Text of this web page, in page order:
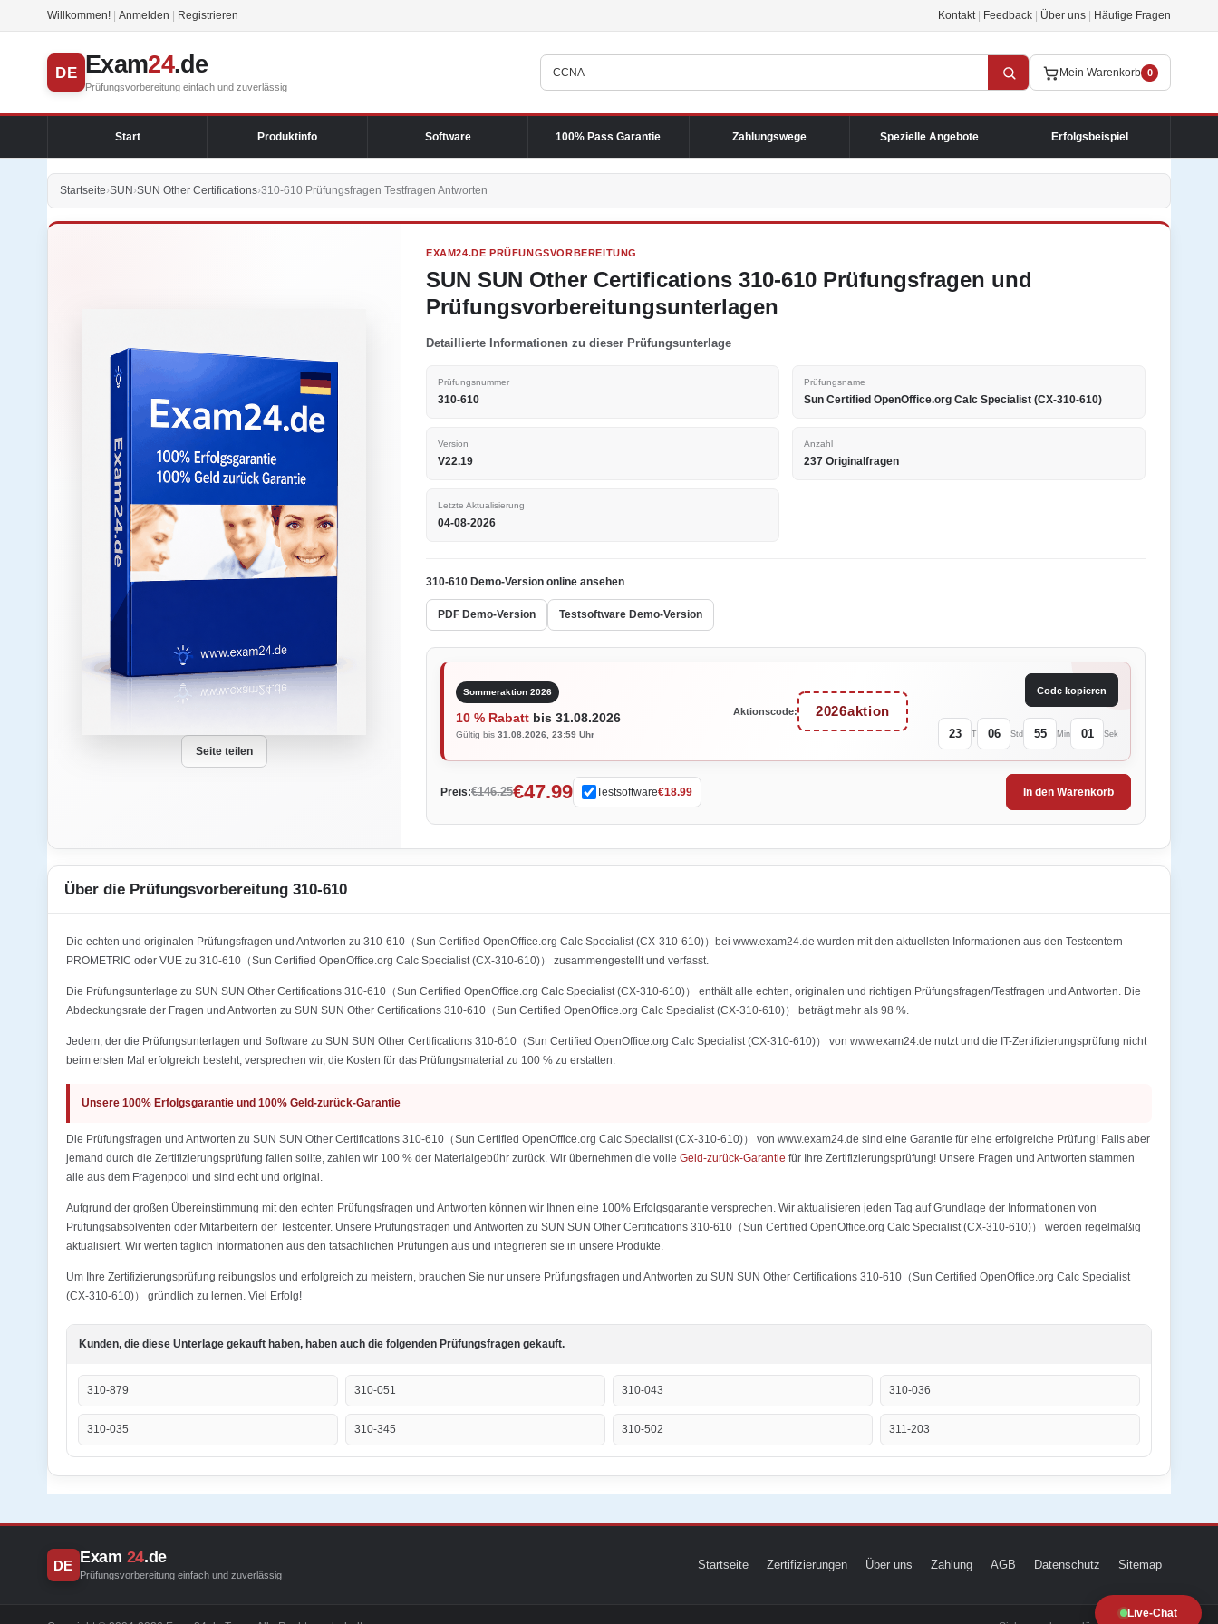
Willkommen! Anmelden Registrieren Kontakt Feedback Über uns Häufige Fragen
DE Exam24.de
Prüfungsvorbereitung einfach und zuverlässig
Mein Warenkorb 0
Start Produktinfo Software 100% Pass Garantie Zahlungswege Spezielle Angebote Erfolgsbeispiel
Live-Chat
Startseite›SUN ›SUN Other Certifications›310-610 Prüfungsfragen Testfragen Antworten
Seite teilen
EXAM24.DE PRÜFUNGSVORBEREITUNG
SUN SUN Other Certifications 310-610 Prüfungsfragen und
Prüfungsvorbereitungsunterlagen
Detaillierte Informationen zu dieser Prüfungsunterlage
Prüfungsnummer
310-610
Prüfungsname
Sun Certified OpenOffice.org Calc Specialist (CX-310-610)
Version
V22.19
Anzahl
237 Originalfragen
Letzte Aktualisierung
04-08-2026
310-610 Demo-Version online ansehen
PDF Demo-Version Testsoftware Demo-Version
Sommeraktion 2026
10 % Rabatt bis 31.08.2026
Gültig bis 31.08.2026, 23:59 Uhr
Aktionscode: 2026aktion
Code kopieren
23 T 06 Std 55 Min 01 Sek
Preis:€146.25€47.99 Testsoftware€18.99 In den Warenkorb
Über die Prüfungsvorbereitung 310-610
Die echten und originalen Prüfungsfragen und Antworten zu 310-610（Sun Certified OpenOffice.org Calc Specialist (CX-310-610)）bei www.exam24.de wurden mit den aktuellsten Informationen aus den Testcentern
PROMETRIC oder VUE zu 310-610（Sun Certified OpenOffice.org Calc Specialist (CX-310-610)） zusammengestellt und verfasst.
Die Prüfungsunterlage zu SUN SUN Other Certifications 310-610（Sun Certified OpenOffice.org Calc Specialist (CX-310-610)） enthält alle echten, originalen und richtigen Prüfungsfragen/Testfragen und Antworten. Die
Abdeckungsrate der Fragen und Antworten zu SUN SUN Other Certifications 310-610（Sun Certified OpenOffice.org Calc Specialist (CX-310-610)） beträgt mehr als 98 %.
Jedem, der die Prüfungsunterlagen und Software zu SUN SUN Other Certifications 310-610（Sun Certified OpenOffice.org Calc Specialist (CX-310-610)） von www.exam24.de nutzt und die IT-Zertifizierungsprüfung nicht
beim ersten Mal erfolgreich besteht, versprechen wir, die Kosten für das Prüfungsmaterial zu 100 % zu erstatten.
Unsere 100% Erfolgsgarantie und 100% Geld-zurück-Garantie
Die Prüfungsfragen und Antworten zu SUN SUN Other Certifications 310-610（Sun Certified OpenOffice.org Calc Specialist (CX-310-610)） von www.exam24.de sind eine Garantie für eine erfolgreiche Prüfung! Falls aber
jemand durch die Zertifizierungsprüfung fallen sollte, zahlen wir 100 % der Materialgebühr zurück. Wir übernehmen die volle Geld-zurück-Garantie für Ihre Zertifizierungsprüfung! Unsere Fragen und Antworten stammen
alle aus dem Fragenpool und sind echt und original.
Aufgrund der großen Übereinstimmung mit den echten Prüfungsfragen und Antworten können wir Ihnen eine 100% Erfolgsgarantie versprechen. Wir aktualisieren jeden Tag auf Grundlage der Informationen von
Prüfungsabsolventen oder Mitarbeitern der Testcenter. Unsere Prüfungsfragen und Antworten zu SUN SUN Other Certifications 310-610（Sun Certified OpenOffice.org Calc Specialist (CX-310-610)） werden regelmäßig
aktualisiert. Wir werten täglich Informationen aus den tatsächlichen Prüfungen aus und integrieren sie in unsere Produkte.
Um Ihre Zertifizierungsprüfung reibungslos und erfolgreich zu meistern, brauchen Sie nur unsere Prüfungsfragen und Antworten zu SUN SUN Other Certifications 310-610（Sun Certified OpenOffice.org Calc Specialist
(CX-310-610)） gründlich zu lernen. Viel Erfolg!
Kunden, die diese Unterlage gekauft haben, haben auch die folgenden Prüfungsfragen gekauft.
310-879 310-051 310-043 310-036
310-035 310-345 310-502 311-203
DE Exam 24.de
Prüfungsvorbereitung einfach und zuverlässig
Startseite Zertifizierungen Über uns Zahlung AGB Datenschutz Sitemap